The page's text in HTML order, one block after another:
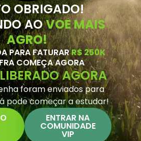
OBRIGADO!
AOVOE MAIS
AGRO!
PARA FATURARR$ 250K
COMEÇA AGORA
AGORA
foram enviados para
pode começar a estudar!
ENTRAR NA
COMUNIDADE
VIP